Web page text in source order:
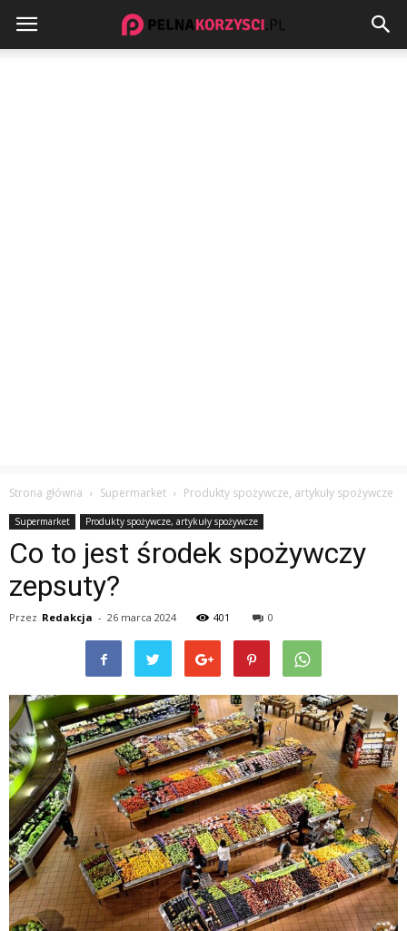
Strona główna Supermarket Produkty spożywcze, artykuły spożywcze
Supermarket Produkty spożywcze, artykuły spożywcze
Co to jest środek spożywczy
zepsuty?
Przez Redakcja - 26 marca 2024 401 0